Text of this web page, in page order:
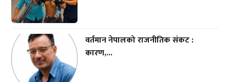
वर्तमान नेपालको राजनीतिक संकट :
कारण,...